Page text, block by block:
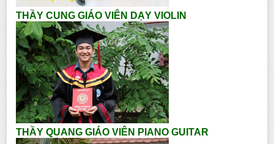
THẦY CUNG GIÁO VIÊN DẠY VIOLIN
THẦY QUANG GIÁO VIÊN PIANO GUITAR